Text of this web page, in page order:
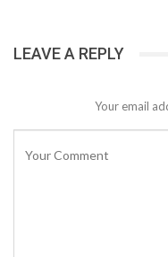
LEAVE A REPLY
Your email